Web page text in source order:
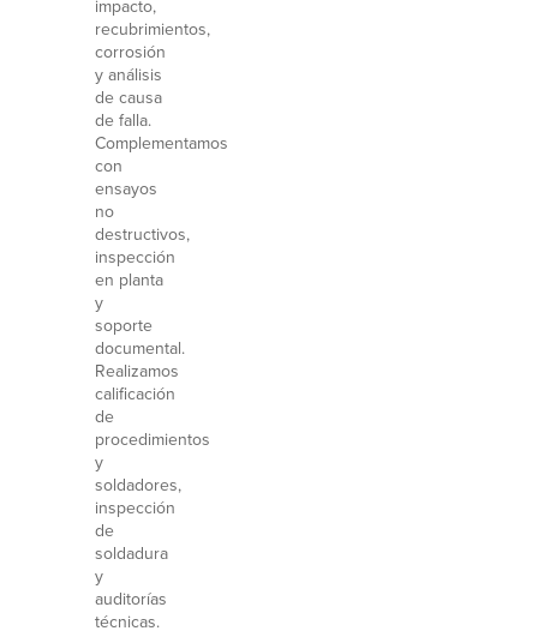
impacto,
recubrimientos,
corrosión
y análisis
de causa
de falla.
Complementamos
con
ensayos
no
destructivos,
inspección
en planta
y
soporte
documental.
Realizamos
calificación
de
procedimientos
y
soldadores,
inspección
de
soldadura
y
auditorías
técnicas.